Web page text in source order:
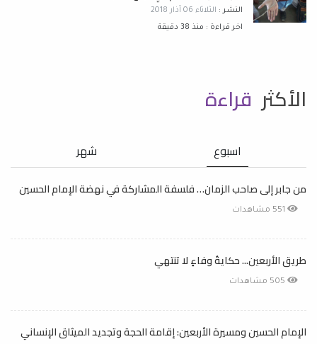
النشر : الثلاثاء 06 آذار 2018
اخر قراءة : منذ 38 دقيقة
الأكثر قراءة
اسبوع شهر
من جابر إلى صاحب الزمان… فلسفة المشاركة في نهضة الإمام الحسين
طريق الأربعين... حكايةُ وفاءٍ لا تنتهي
الإمام الحسين ومسيرة الأربعين: إقامة الحجة وتجديد الميثاق الإنساني